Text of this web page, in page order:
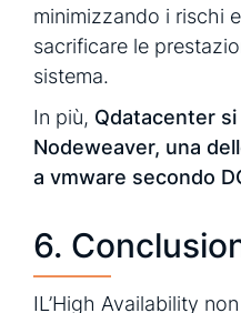
minimizzando i rischi
sacrificare le
sistema.
In più, Qdatacenter
Nodeweaver, una
a vmware secondo
6.
IL’High Availability